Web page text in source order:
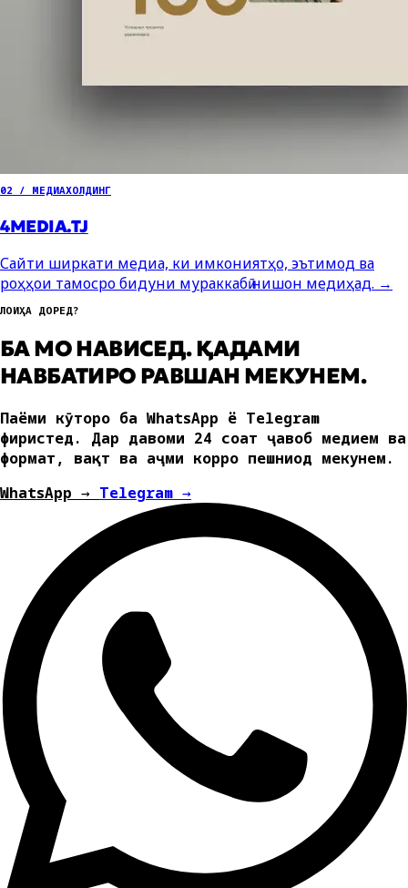
02 / МЕДИАХОЛДИНГ
4MEDIA.TJ
Сайти ширкати медиа, ки имкониятҳо, эътимод ва
роҳҳои тамосро бидуни мураккабӣ нишон медиҳад. →
ЛОИҲА ДОРЕД?
БА МО НАВИСЕД. ҚАДАМИ
НАВБАТИРО РАВШАН МЕКУНЕМ.
Паёми кӯтоҳро ба WhatsApp ё Telegram
фиристед. Дар давоми 24 соат ҷавоб медиҳем ва
формат, вақт ва ҳаҷми корро пешниҳод мекунем.
WhatsApp → Telegram →